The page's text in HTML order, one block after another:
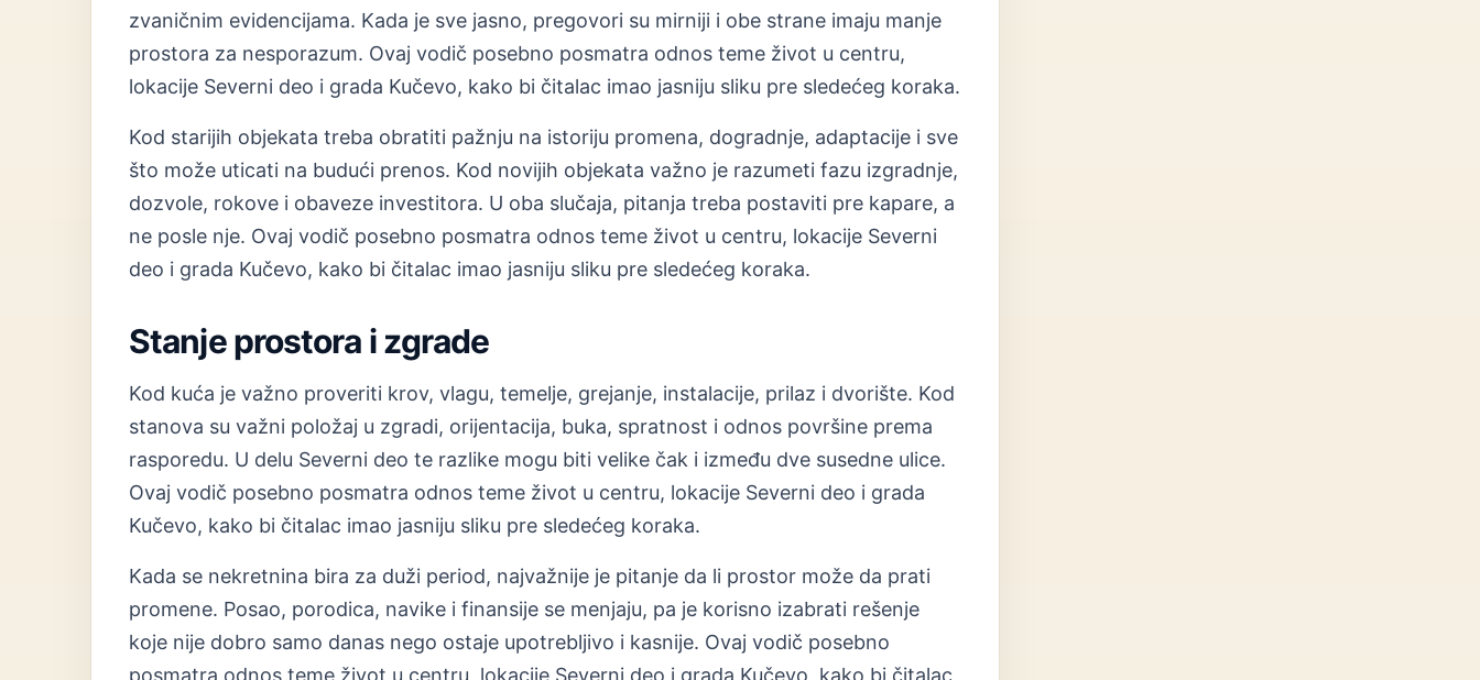
zvaničnim evidencijama. Kada je sve jasno, pregovori su mirniji i obe strane imaju manje
prostora za nesporazum. Ovaj vodič posebno posmatra odnos teme život u centru,
lokacije Severni deo i grada Kučevo, kako bi čitalac imao jasniju sliku pre sledećeg koraka.
Kod starijih objekata treba obratiti pažnju na istoriju promena, dogradnje, adaptacije i sve
što može uticati na budući prenos. Kod novijih objekata važno je razumeti fazu izgradnje,
dozvole, rokove i obaveze investitora. U oba slučaja, pitanja treba postaviti pre kapare, a
ne posle nje. Ovaj vodič posebno posmatra odnos teme život u centru, lokacije Severni
deo i grada Kučevo, kako bi čitalac imao jasniju sliku pre sledećeg koraka.
Stanje prostora i zgrade
Kod kuća je važno proveriti krov, vlagu, temelje, grejanje, instalacije, prilaz i dvorište. Kod
stanova su važni položaj u zgradi, orijentacija, buka, spratnost i odnos površine prema
rasporedu. U delu Severni deo te razlike mogu biti velike čak i između dve susedne ulice.
Ovaj vodič posebno posmatra odnos teme život u centru, lokacije Severni deo i grada
Kučevo, kako bi čitalac imao jasniju sliku pre sledećeg koraka.
Kada se nekretnina bira za duži period, najvažnije je pitanje da li prostor može da prati
promene. Posao, porodica, navike i finansije se menjaju, pa je korisno izabrati rešenje
koje nije dobro samo danas nego ostaje upotrebljivo i kasnije. Ovaj vodič posebno
posmatra odnos teme život u centru, lokacije Severni deo i grada Kučevo, kako bi čitalac